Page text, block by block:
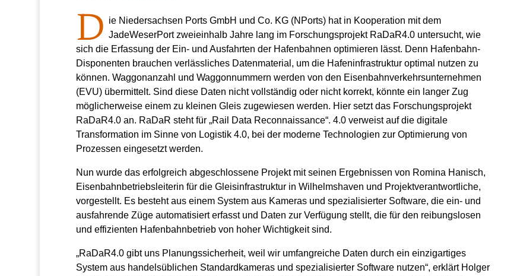
D ie Niedersachsen Ports GmbH und Co. KG (NPorts) hat in Kooperation mit dem
JadeWeserPort zweieinhalb Jahre lang im Forschungsprojekt RaDaR4.0 untersucht, wie
sich die Erfassung der Ein- und Ausfahrten der Hafenbahnen optimieren lässt. Denn Hafenbahn-
Disponenten brauchen verlässliches Datenmaterial, um die Hafeninfrastruktur optimal nutzen zu
können. Waggonanzahl und Waggonnummern werden von den Eisenbahnverkehrsunternehmen
(EVU) übermittelt. Sind diese Daten nicht vollständig oder nicht korrekt, könnte ein langer Zug
möglicherweise einem zu kleinen Gleis zugewiesen werden. Hier setzt das Forschungsprojekt
RaDaR4.0 an. RaDaR steht für „Rail Data Reconnaissance“. 4.0 verweist auf die digitale
Transformation im Sinne von Logistik 4.0, bei der moderne Technologien zur Optimierung von
Prozessen eingesetzt werden.
Nun wurde das erfolgreich abgeschlossene Projekt mit seinen Ergebnissen von Romina Hanisch,
Eisenbahnbetriebsleiterin für die Gleisinfrastruktur in Wilhelmshaven und Projektverantwortliche,
vorgestellt. Es besteht aus einem System aus Kameras und spezialisierter Software, die ein- und
ausfahrende Züge automatisiert erfasst und Daten zur Verfügung stellt, die für den reibungslosen
und effizienten Hafenbahnbetrieb von hoher Wichtigkeit sind.
„RaDaR4.0 gibt uns Planungssicherheit, weil wir umfangreiche Daten durch ein einzigartiges
System aus handelsüblichen Standardkameras und spezialisierter Software nutzen“, erklärt Holger